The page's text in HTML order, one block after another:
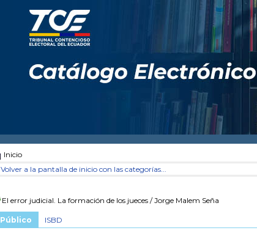
Inicio
Volver a la pantalla de inicio con las categorías...
El error judicial. La formación de los jueces/ Jorge Malem Seña
Público ISBD